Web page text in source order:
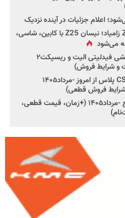
اعلام جزئیات در آینده نزدیک
جزئیات جدید از پروژه Z25 زامیاد؛ نیسان Z25 با کابین، شاسی،
می‌شود
شروع فروش بدون قرعه‌کشی فیدلیتی الیت و ریسپکت۲
شروع ثبت‌نام چانگان CS۵۵ پلاس از امروز -مرداد۱۴۰۵
فروش قطعی)
شروع فروش کیا اسپورتیج -مرداد۱۴۰۵ (+زمان، قیمت قطعی،